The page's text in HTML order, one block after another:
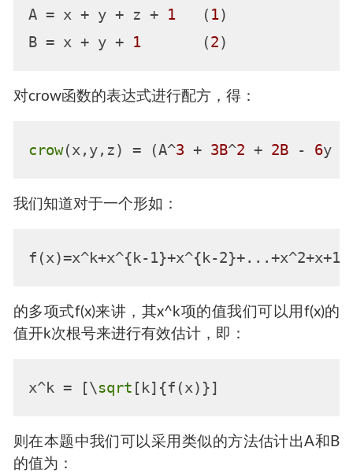
A = x + y + z + 1
   (
1
B = x + y + 1
       (
2
对crow函数的表达式进行配方，得：
crow(x,y,z) = (A^3 + 3B^2 + 2B - 6y
我们知道对于一个形如：
的多项式f(x)来讲，其x^k项的值我们可以用f(x)的
值开k次根号来进行有效估计，即：
x^k = [\sqrt
则在本题中我们可以采用类似的方法估计出A和B
的值为：